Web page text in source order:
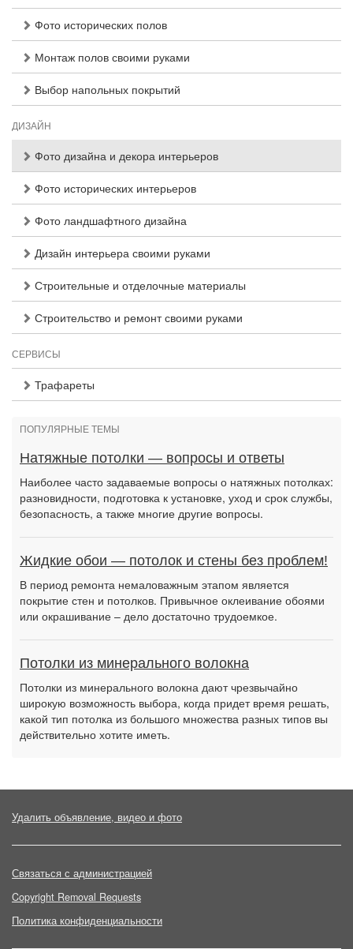
Фото исторических полов
Монтаж полов своими руками
Выбор напольных покрытий
ДИЗАЙН
Фото дизайна и декора интерьеров
Фото исторических интерьеров
Фото ландшафтного дизайна
Дизайн интерьера своими руками
Строительные и отделочные материалы
Строительство и ремонт своими руками
СЕРВИСЫ
Трафареты
ПОПУЛЯРНЫЕ ТЕМЫ
Натяжные потолки — вопросы и ответы
Наиболее часто задаваемые вопросы о натяжных потолках:
разновидности, подготовка к установке, уход и срок службы,
безопасность, а также многие другие вопросы.
Жидкие обои — потолок и стены без проблем!
В период ремонта немаловажным этапом является
покрытие стен и потолков. Привычное оклеивание обоями
или окрашивание – дело достаточно трудоемкое.
Потолки из минерального волокна
Потолки из минерального волокна дают чрезвычайно
широкую возможность выбора, когда придет время решать,
какой тип потолка из большого множества разных типов вы
действительно хотите иметь.
Удалить объявление, видео и фото
Связаться с администрацией
Copyright Removal Requests
Политика конфиденциальности